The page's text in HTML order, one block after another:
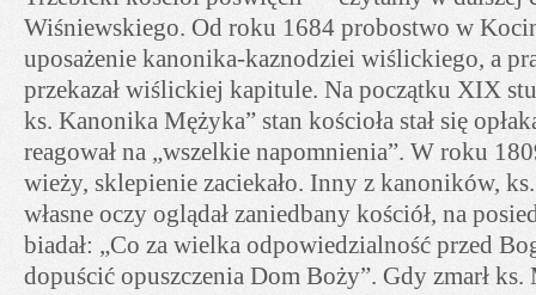
Wiśniewskiego. Od roku 1684 probostwo w
uposażenie kanonika-kaznodziei wiślickiego, a
przekazał wiślickiej kapitule. Na początku XIX
ks. Kanonika Mężyka” stan kościoła stał się
reagował na „wszelkie napomnienia”. W roku
wieży, sklepienie zaciekało. Inny z kanoników,
własne oczy oglądał zaniedbany kościół, na
biadał: „Co za wielka odpowiedzialność przed
dopuścić opuszczenia Dom Boży”. Gdy zmarł